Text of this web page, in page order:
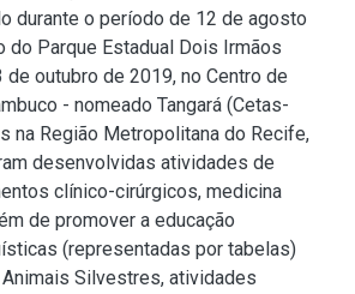
durante o período de 12 de agosto
Parque Estadual Dois Irmãos
outubro de 2019, no Centro de
- nomeado Tangará (Cetas-
na Região Metropolitana do Recife,
desenvolvidas atividades de
clínico-cirúrgicos, medicina
de promover a educação
(representadas por tabelas)
Silvestres, atividades